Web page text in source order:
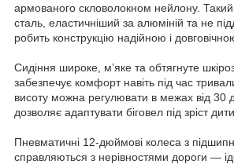
армованого скловолокном нейлону.
сталь, еластичніший за алюміній та не
робить конструкцію надійною і
Сидіння широке, м’яке та обтягнуте
забезпечує комфорт навіть під час
висоту можна регулювати в межах від
дозволяє адаптувати біговел під зріст
Пневматичні 12-дюймові колеса з
справляються з нерівностями дороги —